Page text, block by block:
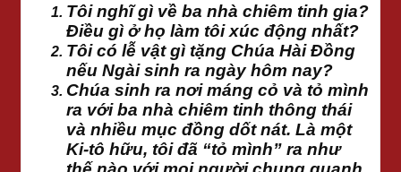
Tôi nghĩ gì về ba nhà chiêm tinh gia?
Điều gì ở họ làm tôi xúc động nhất?
Tôi có lễ vật gì tặng Chúa Hài Đồng
nếu Ngài sinh ra ngày hôm nay?
Chúa sinh ra nơi máng cỏ và tỏ mình
ra với ba nhà chiêm tinh thông thái
và nhiều mục đồng dốt nát. Là một
Ki-tô hữu, tôi đã “tỏ mình” ra như